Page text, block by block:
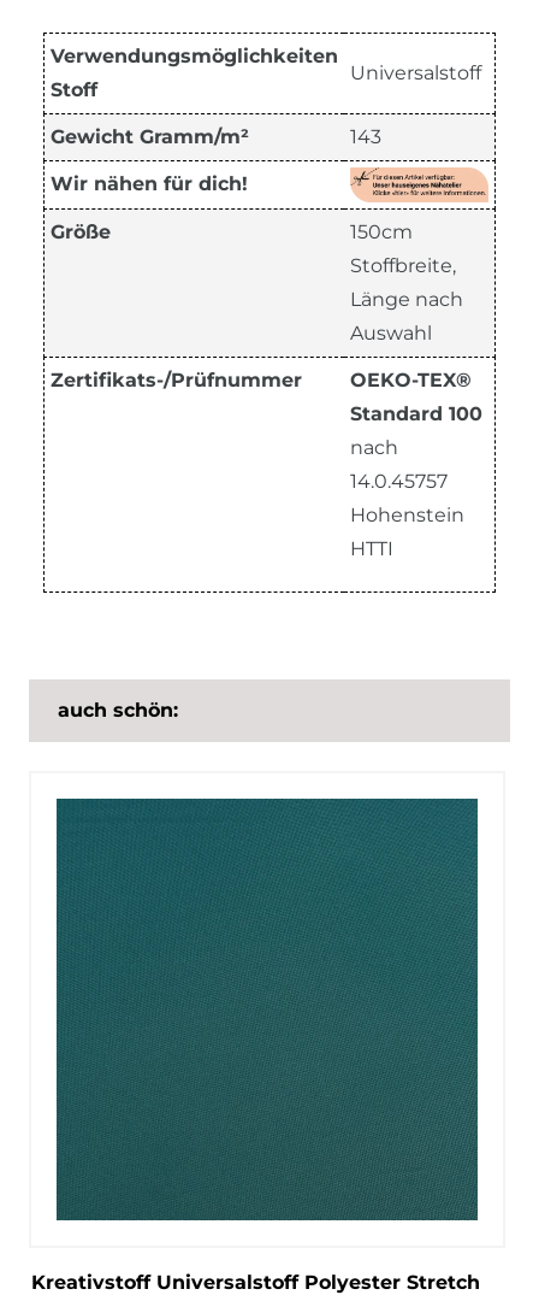
Verwendungsmöglichkeiten
Stoff
Universalstoff
Gewicht Gramm/m² 143
Wir nähen für dich!
Größe
150cm
Stoffbreite,
Länge nach
Auswahl
Zertifikats-/Prüfnummer
OEKO-TEX®
Standard 100
nach
14.0.45757
Hohenstein
HTTI
auch schön:
Kreativstoff Universalstoff Polyester Stretch